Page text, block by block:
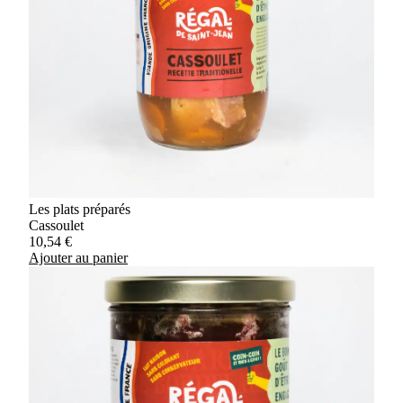
Les plats préparés
Cassoulet
10,54 €
Ajouter au panier